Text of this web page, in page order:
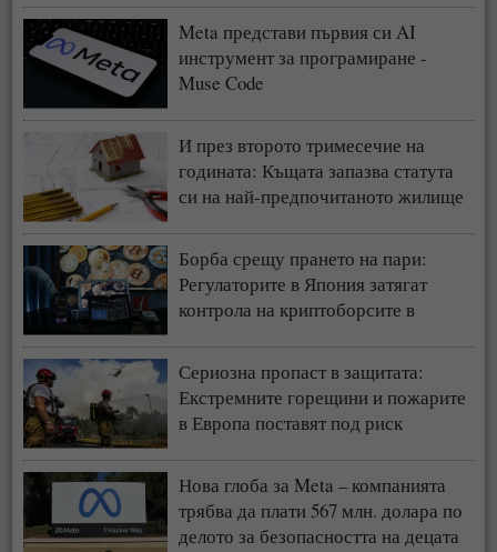
Meta представи първия си AI
инструмент за програмиране -
Muse Code
И през второто тримесечие на
годината: Къщата запазва статута
си на най-предпочитаното жилище
Борба срещу прането на пари:
Регулаторите в Япония затягат
контрола на криптоборсите в
Сериозна пропаст в защитата:
Екстремните горещини и пожарите
в Европа поставят под риск
Нова глоба за Meta – компанията
трябва да плати 567 млн. долара по
делото за безопасността на децата